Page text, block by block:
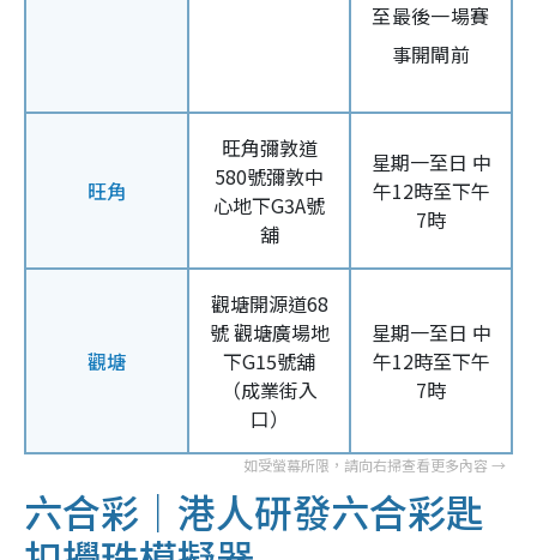
至最後一場賽
事開閘前
旺角
旺角彌敦道
580號彌敦中
心地下G3A號
舖
星期一至日 中
午12時至下午
7時
觀塘
觀塘開源道68
號 觀塘廣場地
下G15號舖
（成業街入
口）
星期一至日 中
午12時至下午
7時
六合彩｜港人研發六合彩匙